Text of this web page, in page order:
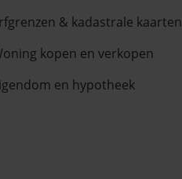
& kadastrale kaarten
kopen en verkopen
en hypotheek